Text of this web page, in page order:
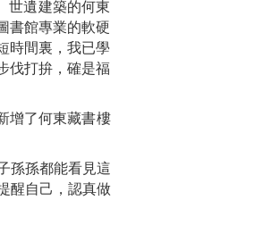
世遺建築的何東
書館專業的軟硬
時間裏，我已學
伐打拚，確是福
增了何東藏書樓
孫孫都能看見這
醒自己，認真做